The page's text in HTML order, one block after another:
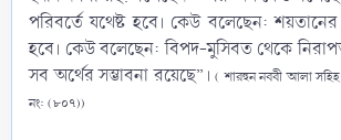
পরিবর্তে যথেষ্ট হবে। কেউ বলেছেন: শয়তানের
হবে। কেউ বলেছেন: বিপদ-মুসিবত থেকে
সব অর্থের সম্ভাবনা রয়েছে”।( শারহুন নববী আলা
নং: (৮০৭))